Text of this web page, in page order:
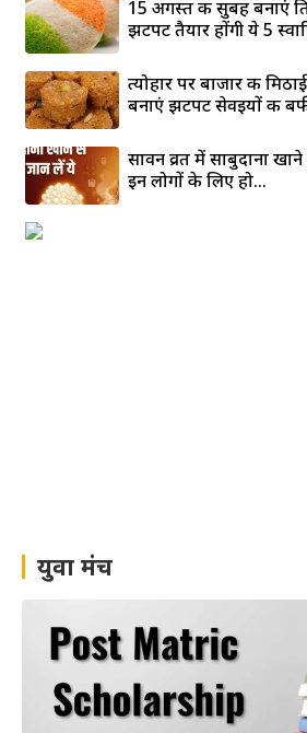
15 अगस्त की सुबह बनाएं
झटपट तैयार होंगी ये 5
त्योहार पर बाजार की
बनाएं झटपट सेवइयों की
सावन व्रत में साबुदाना
इन लोगों के लिए हो...
युवा मंच